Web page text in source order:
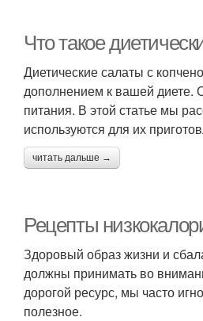
Что такое
Диетические салаты с
дополнением к вашей диете.
питания. В этой статье мы
используются для их
читать дальше →
Рецепты
Здоровый образ жизни и
должны принимать во
дорогой ресурс, мы часто
полезное.